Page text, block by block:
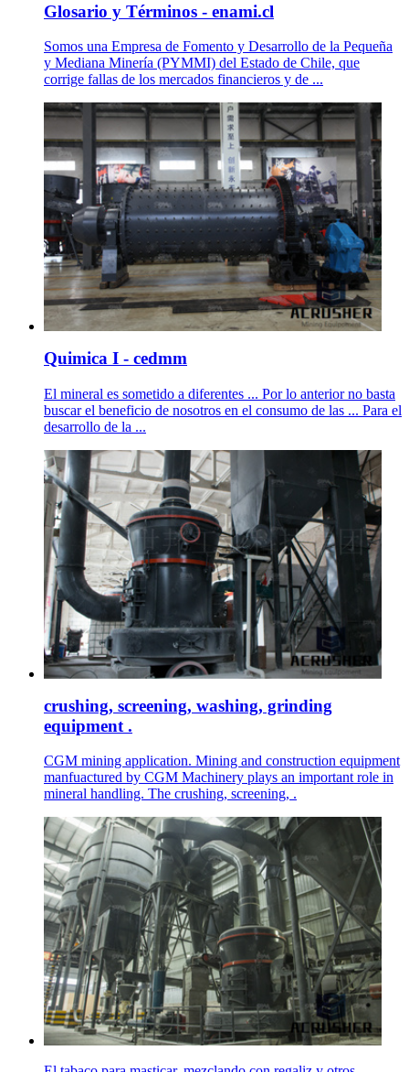
Glosario y Términos - enami.cl
Somos una Empresa de Fomento y Desarrollo de la Pequeña
y Mediana Minería (PYMMI) del Estado de Chile, que
corrige fallas de los mercados financieros y de ...
Quimica I - cedmm
El mineral es sometido a diferentes ... Por lo anterior no basta
buscar el beneficio de nosotros en el consumo de las ... Para el
desarrollo de la ...
crushing, screening, washing, grinding
equipment .
CGM mining application. Mining and construction equipment
manfuactured by CGM Machinery plays an important role in
mineral handling. The crushing, screening, .